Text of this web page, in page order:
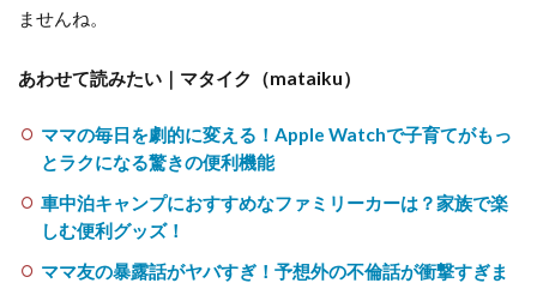
ませんね。
あわせて読みたい｜マタイク（mataiku）
ママの毎日を劇的に変える！Apple Watchで子育てがもっ
とラクになる驚きの便利機能
車中泊キャンプにおすすめなファミリーカーは？家族で楽
しむ便利グッズ！
ママ友の暴露話がヤバすぎ！予想外の不倫話が衝撃すぎま